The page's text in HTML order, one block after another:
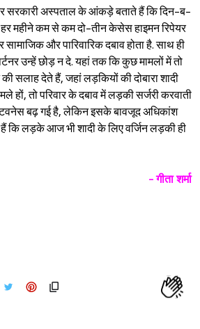
सरकारी अस्पताल के आंकड़े बताते हैं कि दिन-ब-
हर महीने कम से कम दो-तीन केसेस हाइमन रिपेयर
और पारिवारिक दबाव होता है. साथ ही
उन्हें छोड़ न दे. यहां तक कि कुछ मामलों में तो
सलाह देते हैं, जहां लड़कियों की दोबारा शादी
हों, तो परिवार के दबाव में लड़की सर्जरी करवाती
बढ़ गई है, लेकिन इसके बावजूद अधिकांश
कि लड़के आज भी शादी के लिए वर्जिन लड़की ही
- गीता शर्मा